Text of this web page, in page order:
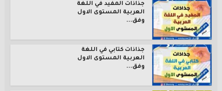
جذاذات المفيد في اللغة
العربية المستوى الاول
وفق...
جذاذات كتابي في اللغة
العربية المستوى الاول
وفق...